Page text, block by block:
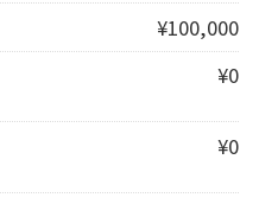
¥100,000
¥0
¥0